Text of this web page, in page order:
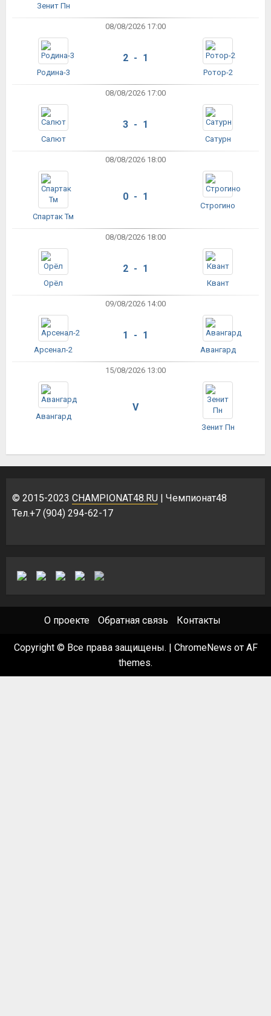
Зенит Пн
08/08/2026 17:00
Родина-3
2 - 1
Ротор-2
08/08/2026 17:00
Салют
3 - 1
Сатурн
08/08/2026 18:00
Спартак Тм
0 - 1
Строгино
08/08/2026 18:00
Орёл
2 - 1
Квант
09/08/2026 14:00
Арсенал-2
1 - 1
Авангард
15/08/2026 13:00
Авангард
V
Зенит Пн
© 2015-2023 CHAMPIONAT48.RU | Чемпионат48
Тел.+7 (904) 294-62-17
О проекте Обратная связь Контакты
Copyright © Все права защищены. ChromeNews от AF
themes.